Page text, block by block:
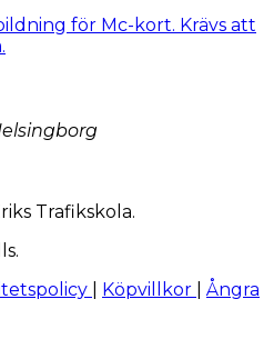
för Mc-kort. Krävs att
Trafikskola.
Köpvillkor
Ångra